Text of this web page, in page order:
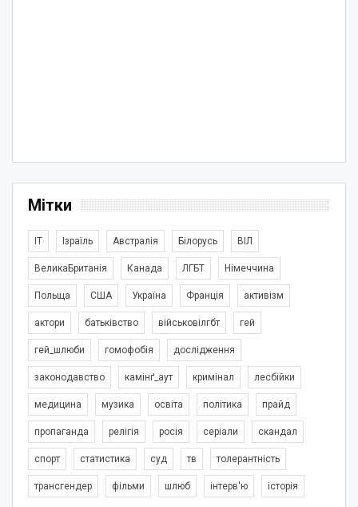
Мітки
IT Ізраїль Австралія Білорусь ВІЛ
ВеликаБританія Канада ЛГБТ Німеччина
Польща США Україна Франція активізм
актори батьківство військовілгбт гей
гей_шлюби гомофобія дослідження
законодавство камінґ_аут кримінал лесбійки
медицина музика освіта політика прайд
пропаганда релігія росія серіали скандал
спорт статистика суд тв толерантність
трансгендер фільми шлюб інтерв'ю історія